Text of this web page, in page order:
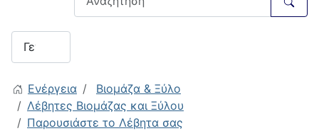
Ενέργεια
Βιομάζα & Ξύλο
Λέβητες Βιομάζας και Ξύλου
Παρουσιάστε το Λέβητα σας